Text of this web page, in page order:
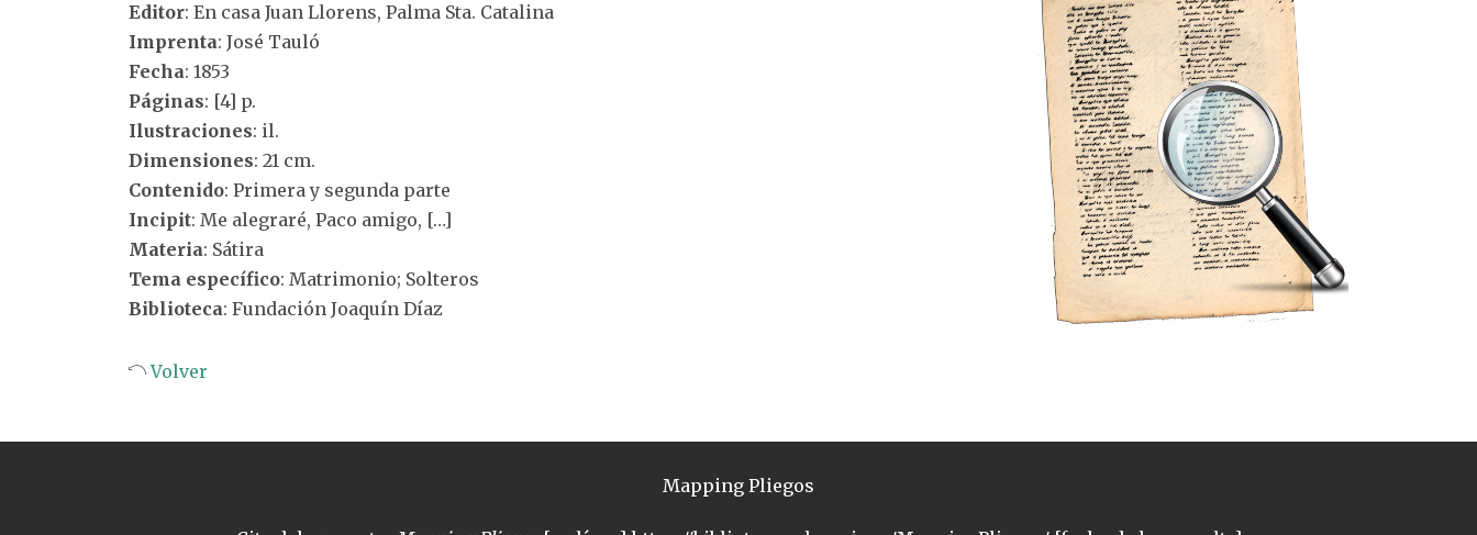
Editor: En casa Juan Llorens, Palma Sta. Catalina
Imprenta: José Tauló
Fecha: 1853
Páginas: [4] p.
Ilustraciones: il.
Dimensiones: 21 cm.
Contenido: Primera y segunda parte
Incipit: Me alegraré, Paco amigo, […]
Materia: Sátira
Tema específico: Matrimonio; Solteros
Biblioteca: Fundación Joaquín Díaz
Volver
Mapping Pliegos